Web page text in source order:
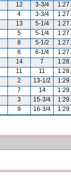
12 3-3/4
4 3-3/4
13 5-1/4
5 5-1/4
8 5-1/2
6 6-1/4
14 7
11 11
2 13-1/2
7 14
3 15-3/4
9 16-3/4